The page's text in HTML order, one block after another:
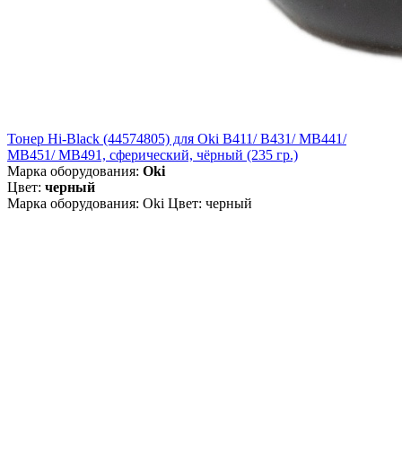
Тонер Hi-Black (44574805) для Oki B411/ B431/ MB441/
MB451/ MB491, сферический, чёрный (235 гр.)
Марка оборудования: Oki
Цвет: черный
Марка оборудования: Oki Цвет: черный